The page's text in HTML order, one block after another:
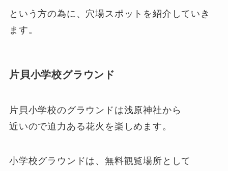
という方の為に、穴場スポットを紹介していき
ます。
片貝小学校グラウンド
片貝小学校のグラウンドは浅原神社から
近いので迫力ある花火を楽しめます。
小学校グラウンドは、無料観覧場所として